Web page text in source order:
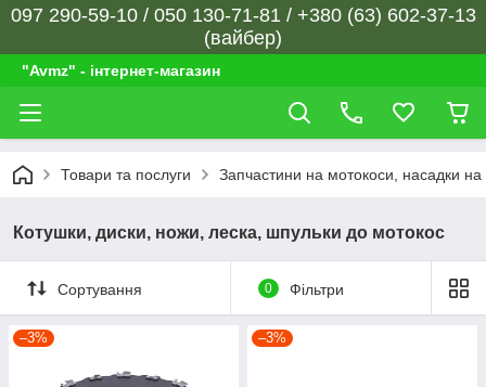
097 290-59-10 / 050 130-71-81 / +380 (63) 602-37-13
(вайбер)
"Avmz" - інтернет-магазин
Товари та послуги Запчастини на мотокоси, насадки
Котушки, диски, ножи, леска, шпульки до мотокос
Сортування 0 Фільтри
–3% –3%